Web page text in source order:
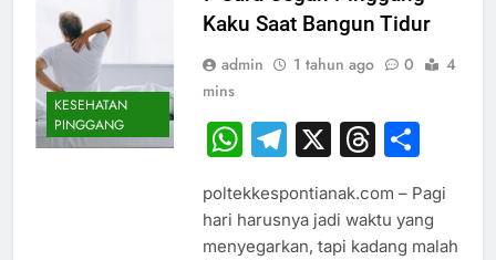
KESEHATAN
PINGGANG
Kaku Saat Bangun Tidur
admin 1 tahun ago 0
4
mins
WhatsApp
Telegram
X
poltekkespontianak.com – Pagi
hari harusnya jadi waktu yang
menyegarkan, tapi kadang malah